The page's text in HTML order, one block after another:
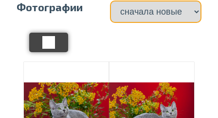
Фотографии